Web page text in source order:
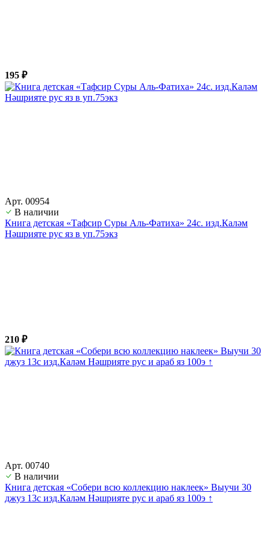
195 ₽
Арт. 00954
В наличии
Книга детская «Тафсир Суры Аль-Фатиха» 24с. изд.Каләм
Нәшрияте рус яз в уп.75экз
210 ₽
Арт. 00740
В наличии
Книга детская «Собери всю коллекцию наклеек» Выучи 30
джуз 13с изд.Каләм Нәшрияте рус и араб яз 100э ↑